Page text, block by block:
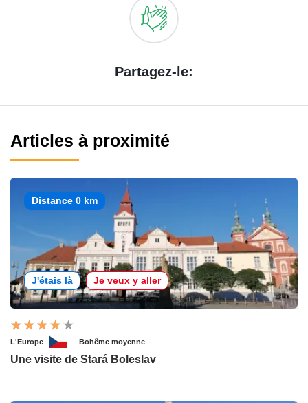
Partagez-le:
Articles à proximité
Distance 0 km
J'étais là Je veux y aller
L'Europe Bohême moyenne
Une visite de Stará Boleslav